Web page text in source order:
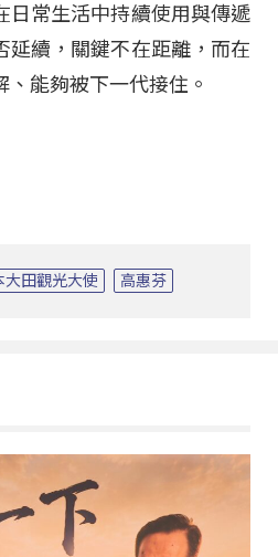
日常生活中持續使用與傳遞
延續，關鍵不在距離，而在
能夠被下一代接住。
大田觀光大使 高惠芬